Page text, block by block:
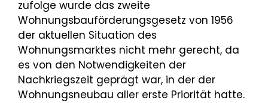
zufolge wurde das zweite
Wohnungsbauförderungsgesetz von 1956
der aktuellen Situation des
Wohnungsmarktes nicht mehr gerecht, da
es von den Notwendigkeiten der
Nachkriegszeit geprägt war, in der der
Wohnungsneubau aller erste Priorität hatte.